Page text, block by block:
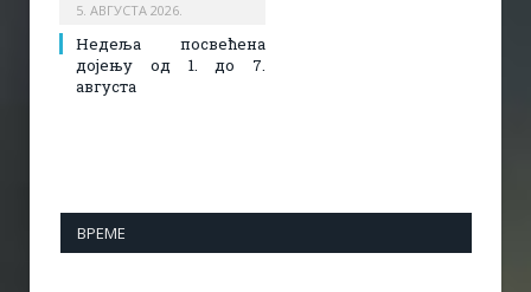
5. АВГУСТА 2026.
Недеља посвећена
дојењу од 1. до 7.
августа
ВРЕМЕ